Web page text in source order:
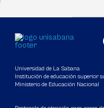
Universidad de La Sabana
Institución de educación superior
Ministerio de Educación Nacional